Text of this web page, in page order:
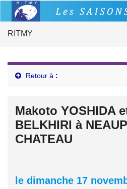
RITMY
Retour à :
Makoto YOSHIDA
BELKHIRI à
CHATEAU
le dimanche 17